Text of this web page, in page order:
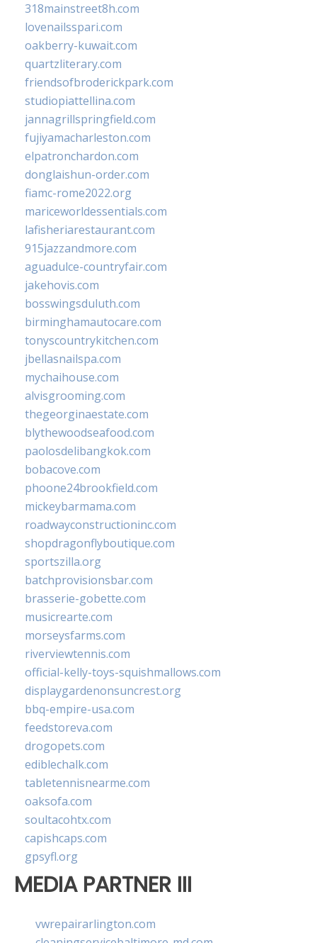
318mainstreet8h.com
lovenailsspari.com
oakberry-kuwait.com
quartzliterary.com
friendsofbroderickpark.com
studiopiattellina.com
jannagrillspringfield.com
fujiyamacharleston.com
elpatronchardon.com
donglaishun-order.com
fiamc-rome2022.org
mariceworldessentials.com
lafisheriarestaurant.com
915jazzandmore.com
aguadulce-countryfair.com
jakehovis.com
bosswingsduluth.com
birminghamautocare.com
tonyscountrykitchen.com
jbellasnailspa.com
mychaihouse.com
alvisgrooming.com
thegeorginaestate.com
blythewoodseafood.com
paolosdelibangkok.com
bobacove.com
phoone24brookfield.com
mickeybarmama.com
roadwayconstructioninc.com
shopdragonflyboutique.com
sportszilla.org
batchprovisionsbar.com
brasserie-gobette.com
musicrearte.com
morseysfarms.com
riverviewtennis.com
official-kelly-toys-squishmallows.com
displaygardenonsuncrest.org
bbq-empire-usa.com
feedstoreva.com
drogopets.com
ediblechalk.com
tabletennisnearme.com
oaksofa.com
soultacohtx.com
capishcaps.com
gpsyfl.org
MEDIA PARTNER III
vwrepairarlington.com